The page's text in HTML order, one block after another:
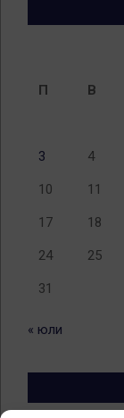
П
В
3 4
10 11
17 18
24 25
31
« юли